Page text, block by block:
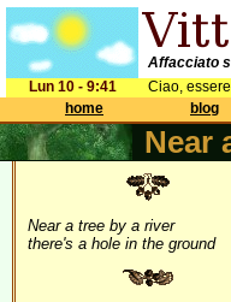
Affacciato
Lun 10 - 9:41
Ciao,
home
blog
Near
Near a tree by a river
there's a hole in the ground